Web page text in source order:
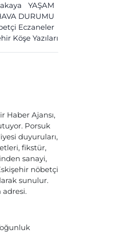
YAŞAM
DURUMU
Eczaneler
Köşe Yazıları
Haber Ajansı,
Porsuk
duyuruları,
fikstür,
sanayi,
nöbetçi
sunulur.
adresi.